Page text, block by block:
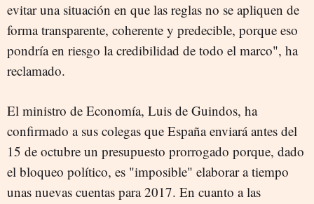
evitar una situación en que las reglas no se apliquen de
forma transparente, coherente y predecible, porque eso
pondría en riesgo la credibilidad de todo el marco", ha
reclamado.
El ministro de Economía, Luis de Guindos, ha
confirmado a sus colegas que España enviará antes del
15 de octubre un presupuesto prorrogado porque, dado
el bloqueo político, es "imposible" elaborar a tiempo
unas nuevas cuentas para 2017. En cuanto a las